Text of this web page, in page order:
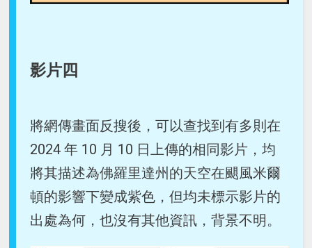
影片四
將網傳畫面反搜後，可以查找到有多則在
2024 年 10 月 10 日上傳的相同影片，均
將其描述為佛羅里達州的天空在颶風米爾
頓的影響下變成紫色，但均未標示影片的
出處為何，也沒有其他資訊，背景不明。